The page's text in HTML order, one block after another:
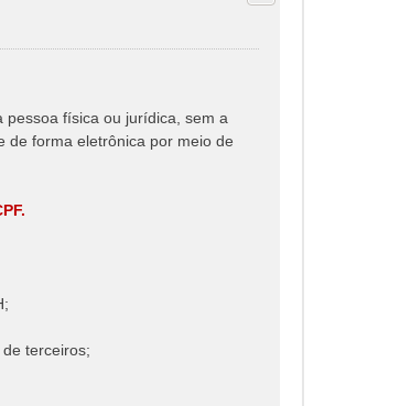
pessoa física ou jurídica, sem a
de forma eletrônica por meio de
terceiros;